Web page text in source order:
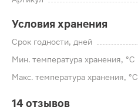
Условия хранения
Срок годности, дней
Мин. температура хранения, °C
Макс. температура хранения, °C
14 отзывов